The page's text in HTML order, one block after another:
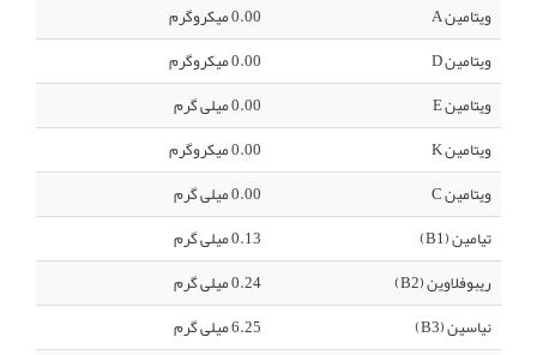
ویتامین A
0.00 میکروگرم
ویتامین D
0.00 میکروگرم
ویتامین E
0.00 میلی گرم
ویتامین K
0.00 میکروگرم
ویتامین C
0.00 میلی گرم
تیامین (B1)
0.13 میلی گرم
ریبوفلاوین (B2)
0.24 میلی گرم
نیاسین (B3)
6.25 میلی گرم